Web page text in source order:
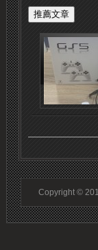
Copyright ©